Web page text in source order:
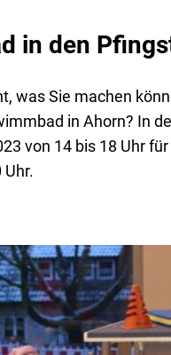
in den
was Sie machen
in Ahorn? In
von 14 bis 18 Uhr